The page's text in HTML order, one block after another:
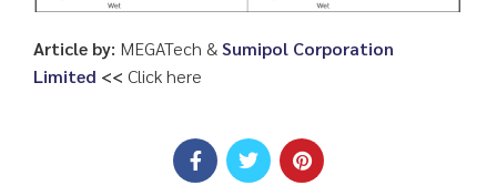
Article by: MEGATech &Sumipol Corporation
Limited << Click here